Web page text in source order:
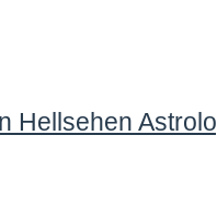
Hellsehen